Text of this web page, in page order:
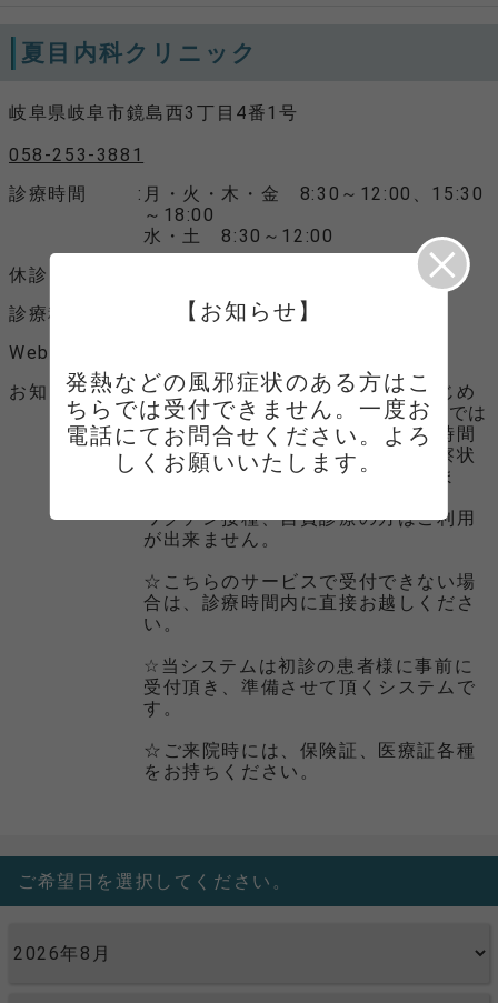
夏目内科クリニック
岐阜県岐阜市鏡島西3丁目4番1号
058-253-3881
診療時間
月・火・木・金 8:30～12:00、15:30
～18:00
水・土 8:30～12:00
休診日
水曜午後、土曜午後、日曜、祝日
診療科目
内科、糖尿病内科、内分泌内科
Webサイト
お知らせ
☆初診受付サービス（当院で、はじめ
ての診察をご希望の方専用）※予約では
ございません、受付いただいたお時間
はあくまで目安のお時間です。診察状
況によりお待ち頂く場合もございま
ワクチン接種、自費診療の方はご利用
が出来ません。
☆こちらのサービスで受付できない場
合は、診療時間内に直接お越しくださ
い。
☆当システムは初診の患者様に事前に
受付頂き、準備させて頂くシステムで
す。
☆ご来院時には、保険証、医療証各種
をお持ちください。
ご希望日を選択してください。
【お知らせ】
発熱などの風邪症状のある方はこ
ちらでは受付できません。一度お
電話にてお問合せください。よろ
しくお願いいたします。